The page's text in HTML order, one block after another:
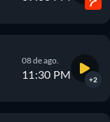
08 de ago.
11:30 PM +2